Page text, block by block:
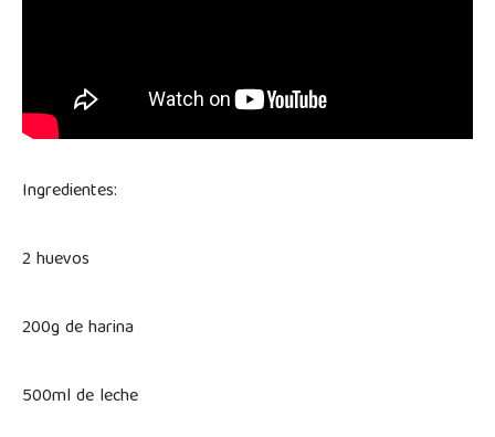
Ingredientes:
2 huevos
200g de harina
500ml de leche